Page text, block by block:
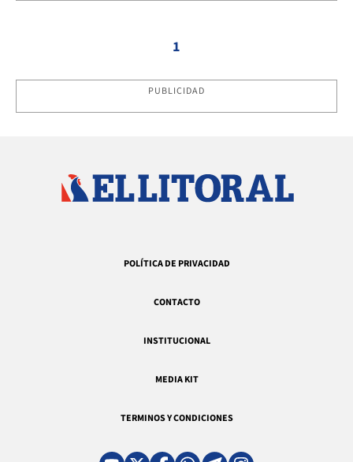
1
PUBLICIDAD
POLÍTICA DE PRIVACIDAD
CONTACTO
INSTITUCIONAL
MEDIA KIT
TERMINOS Y CONDICIONES